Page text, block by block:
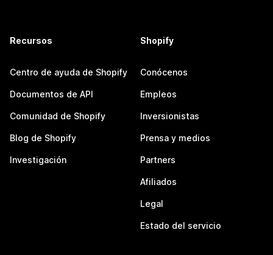
Recursos
Centro de ayuda de Shopify
Documentos de API
Comunidad de Shopify
Blog de Shopify
Investigación
Shopify
Conócenos
Empleos
Inversionistas
Prensa y medios
Partners
Afiliados
Legal
Estado del servicio